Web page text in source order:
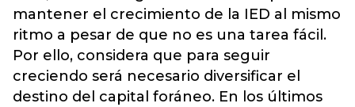
mantener el crecimiento de la IED al mismo
ritmo a pesar de que no es una tarea fácil.
Por ello, considera que para seguir
creciendo será necesario diversificar el
destino del capital foráneo. En los últimos